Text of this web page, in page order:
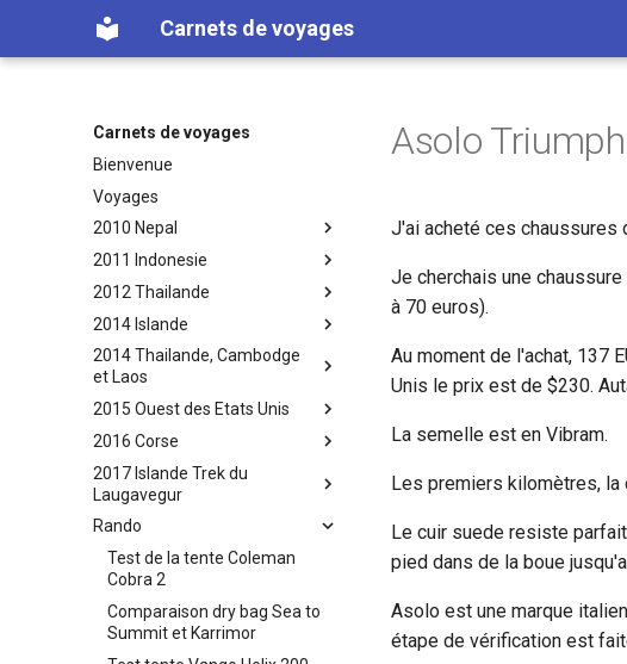
Carnets de voyages
Carnets de voyages
Bienvenue
Voyages
2010 Nepal
2011 Indonesie
2012 Thailande
2014 Islande
2014 Thailande, Cambodge
et Laos
2015 Ouest des Etats Unis
2016 Corse
2017 Islande Trek du
Laugavegur
Rando
Test de la tente Coleman
Cobra 2
Comparaison dry bag Sea to
Summit et Karrimor
Asolo Triumph
J'ai acheté ces chaussures
Je cherchais une
à 70 euros).
Au moment de l'achat, 137
Unis le prix est de $230.
La semelle est en Vibram.
Les premiers kilomètres, la
Le cuir suede resiste
pied dans de la boue
Asolo est une marque
étape de vérification est